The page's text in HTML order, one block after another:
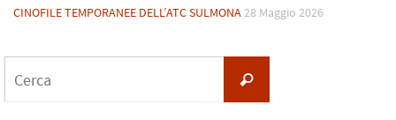
CINOFILE TEMPORANEE DELL’ATC SULMONA28 Maggio 2026
Cerca